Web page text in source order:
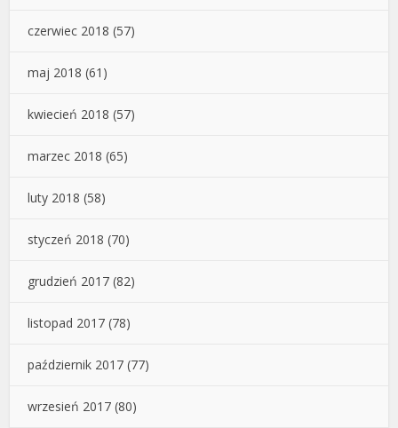
czerwiec 2018 (57)
maj 2018 (61)
kwiecień 2018 (57)
marzec 2018 (65)
luty 2018 (58)
styczeń 2018 (70)
grudzień 2017 (82)
listopad 2017 (78)
październik 2017 (77)
wrzesień 2017 (80)